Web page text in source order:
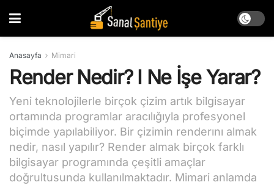
Anasayfa Mimari
Render Nedir? I Ne İşe Yarar?
Yeni teknolojilerle birçok çizim artık bilgisayar
ortamında programlar aracılığıyla profesyonel
biçimde yapılabiliyor. Bir çizimin renderını almak
nedir, nasıl yapılır? Render almak birçok farklı
bilgisayar programında çeşitli amaçlar
doğrultusunda kullanılmaktadır. Mimari anlamda